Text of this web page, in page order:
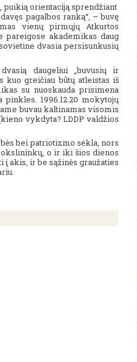
puikią orientaciją sprendžiant
pagalbos ranką“, – buvę
vienų pirmųjų Atkurtos
akademikas daug
dvasia persisunkusių
daugeliui „buvusių ir
kuo greičiau būtų atleistas iš
su nuoskauda prisimena
1996.12.20 mokytojų
buvau kaltinamas visomis
vykdyta? LDDP valdžios
bei patriotizmo sėkla, nors
o ir iki šios dienos
akis, ir be sąžinės graužaties